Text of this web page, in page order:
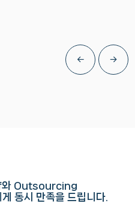
와 Outsourcing
동시 만족을 드립니다.